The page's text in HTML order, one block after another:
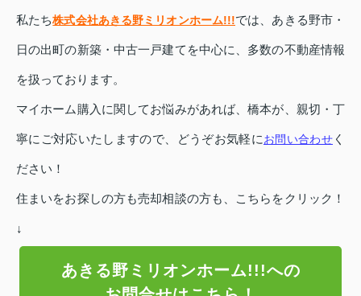
私たち株式会社あきる野ミリオンホーム!!!では、あきる野市・
日の出町の新築・中古一戸建てを中心に、多数の不動産情報
を扱っております。
マイホーム購入に関してお悩みがあれば、橋本が、親切・丁
寧にご対応いたしますので、どうぞお気軽にお問い合わせ く
ださい！
住まいをお探しの方も売却相談の方も、こちらをクリック！
↓
あきる野ミリオンホーム!!!への